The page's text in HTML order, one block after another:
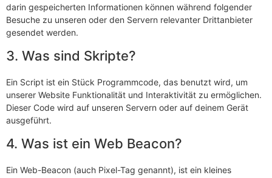
darin gespeicherten Informationen können während folgender
Besuche zu unseren oder den Servern relevanter Drittanbieter
gesendet werden.
3. Was sind Skripte?
Ein Script ist ein Stück Programmcode, das benutzt wird, um
unserer Website Funktionalität und Interaktivität zu ermöglichen.
Dieser Code wird auf unseren Servern oder auf deinem Gerät
ausgeführt.
4. Was ist ein Web Beacon?
Ein Web-Beacon (auch Pixel-Tag genannt), ist ein kleines